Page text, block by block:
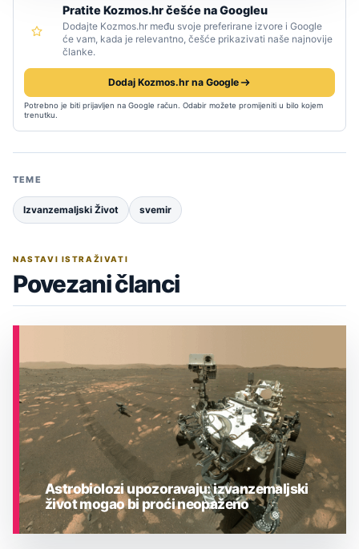
Pratite Kozmos.hr češće na Googleu
Dodajte Kozmos.hr među svoje preferirane izvore i Google
će vam, kada je relevantno, češće prikazivati naše najnovije
članke.
Dodaj Kozmos.hr na Google
Potrebno je biti prijavljen na Google račun. Odabir možete promijeniti u bilo kojem
trenutku.
TEME
Izvanzemaljski Život svemir
NASTAVI ISTRAŽIVATI
Povezani članci
Astrobiolozi upozoravaju: izvanzemaljski
život mogao bi proći neopaženo